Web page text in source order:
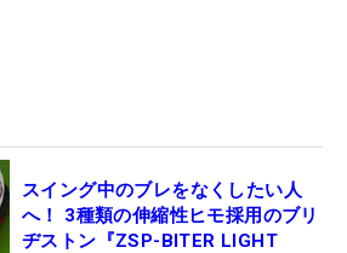
スイング中のブレをなくしたい人
へ！ 3種類の伸縮性ヒモ採用のブリ
ヂストン『ZSP-BITER LIGHT